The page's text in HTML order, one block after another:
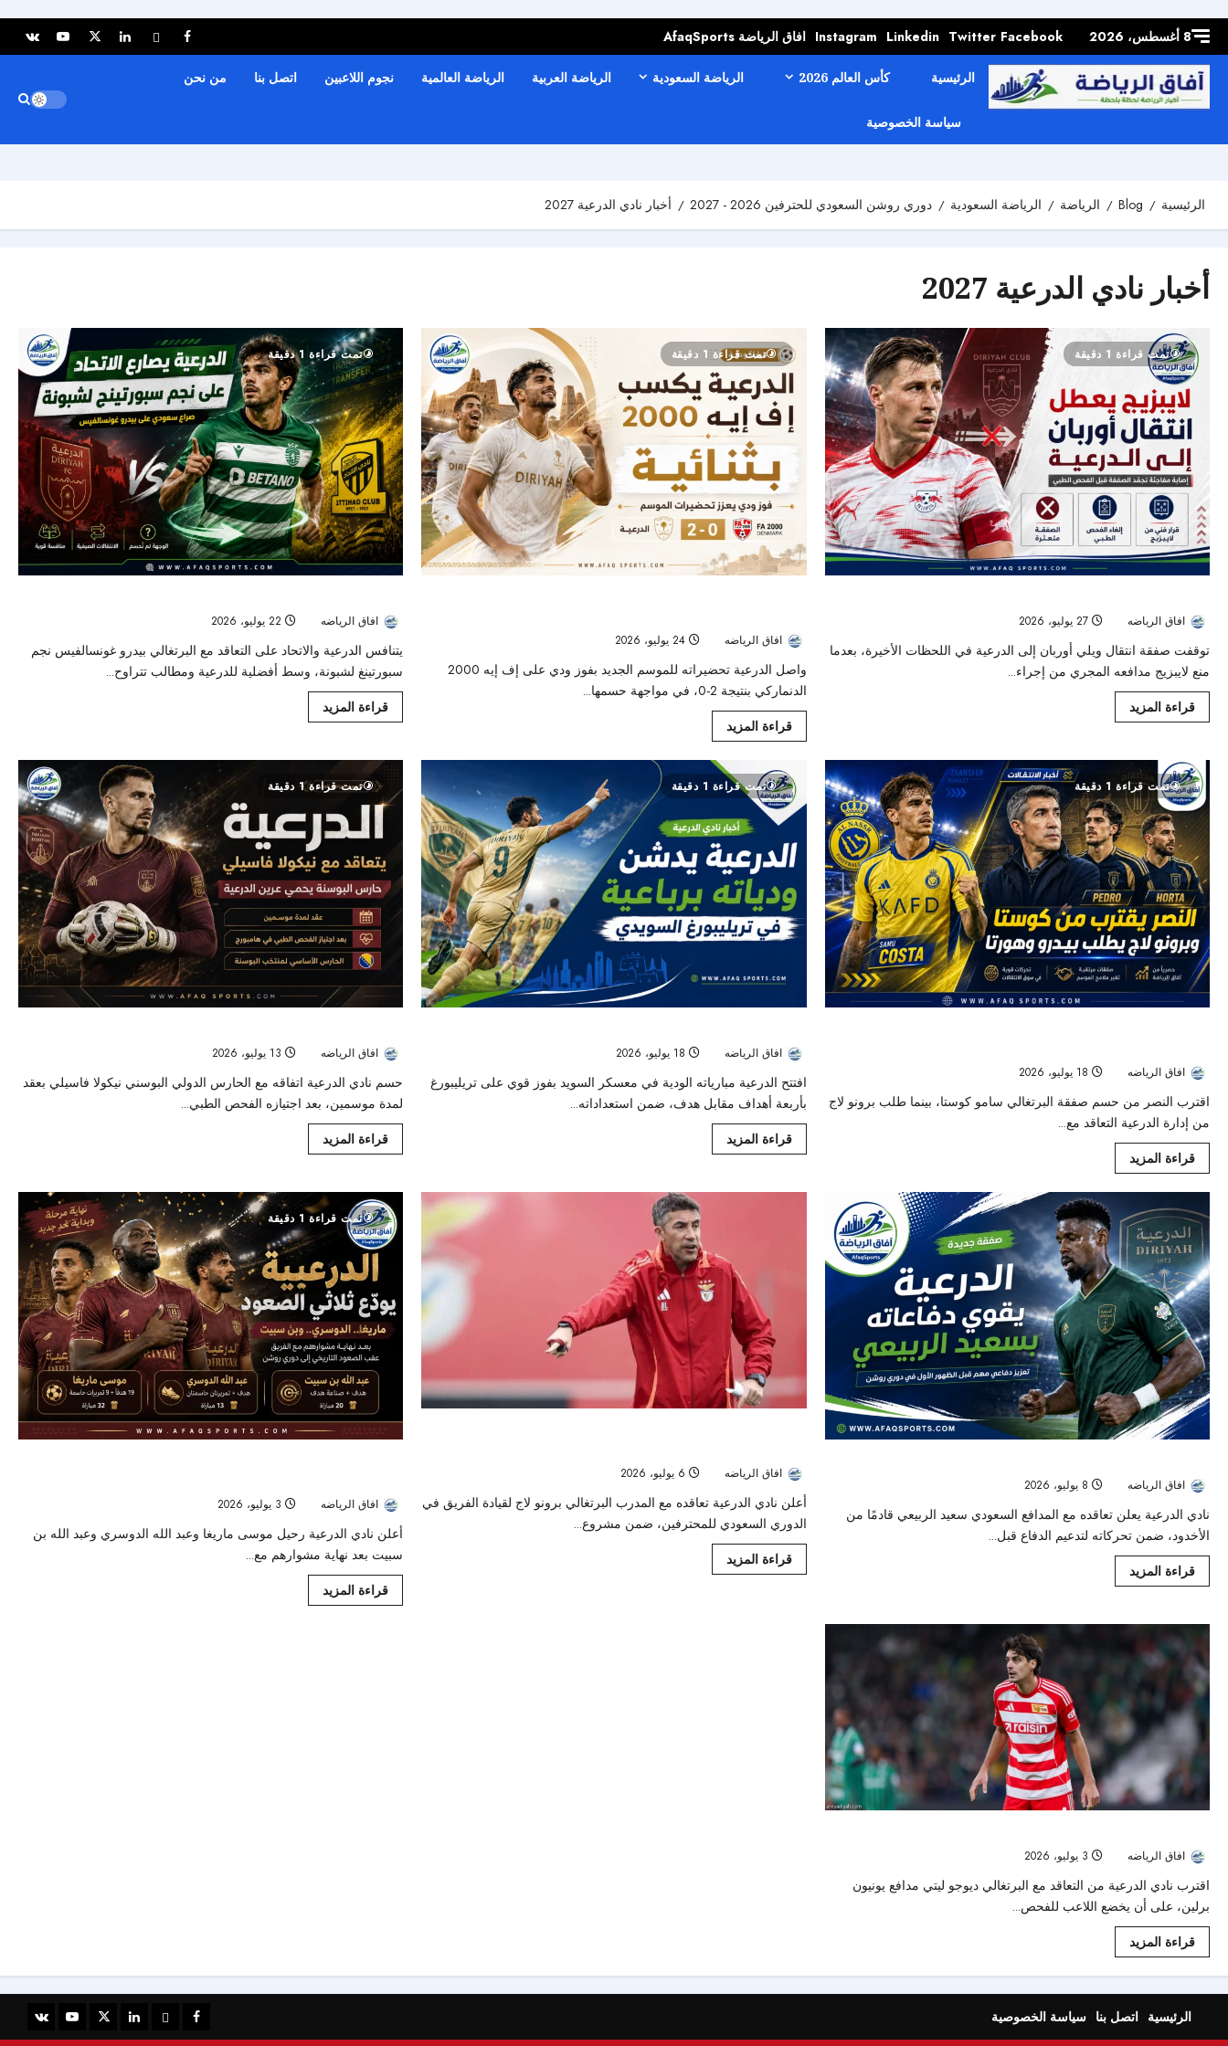
content8 أغسطس، 2026 Facebook
Twitter
Linkedin
Instagram افاق الرياضة AfaqSports
الرئيسية كأس العالم 2026 الرياضة السعودية الرياضة العربية الرياضة العالمية نجوم اللاعبين اتصل بنا من نحن
سياسة الخصوصية
الرئيسية Blog الرياضة الرياضة السعودية دوري روشن السعودي للحترفين 2026 - 2027 أخبار نادي الدرعية 2027
أخبار نادي الدرعية 2027
تمت قراءة 1 دقيقة
افاق الرياضه
توقفت صفقة انتقال ويلي أوربان إلى الدرعية في اللحظات الأخيرة، بعدما
منع لايبزيج مدافعه المجري من إجراء...
قراءة المزيد
تمت قراءة 1 دقيقة
افاق الرياضه 24 يوليو، 2026
واصل الدرعية تحضيراته للموسم الجديد بفوز ودي على إف إيه 2000
الدنماركي بنتيجة 2-0، في مواجهة حسمها...
قراءة المزيد
تمت قراءة 1 دقيقة
افاق الرياضه 22 يوليو، 2026
يتنافس الدرعية والاتحاد على التعاقد مع البرتغالي بيدرو غونسالفيس نجم
سبورتينغ لشبونة، وسط أفضلية للدرعية ومطالب تتراوح...
قراءة المزيد
تمت قراءة 1 دقيقة
افاق الرياضه
اقترب النصر من حسم صفقة البرتغالي سامو كوستا، بينما طلب برونو لاج
من إدارة الدرعية التعاقد مع...
قراءة المزيد
تمت قراءة 1 دقيقة
افاق الرياضه
افتتح الدرعية مبارياته الودية في معسكر السويد بفوز قوي على تريليبورغ
بأربعة أهداف مقابل هدف، ضمن استعداداته...
قراءة المزيد
تمت قراءة 1 دقيقة
افاق الرياضه 13 يوليو، 2026
حسم نادي الدرعية اتفاقه مع الحارس الدولي البوسني نيكولا فاسيلي بعقد
لمدة موسمين، بعد اجتيازه الفحص الطبي...
قراءة المزيد
افاق الرياضه
نادي الدرعية يعلن تعاقده مع المدافع السعودي سعيد الربيعي قادمًا من
الأخدود، ضمن تحركاته لتدعيم الدفاع قبل...
قراءة المزيد
افاق الرياضه
أعلن نادي الدرعية تعاقده مع المدرب البرتغالي برونو لاج لقيادة الفريق في
الدوري السعودي للمحترفين، ضمن مشروع...
قراءة المزيد
تمت قراءة 1 دقيقة
افاق الرياضه 3 يوليو، 2026
أعلن نادي الدرعية رحيل موسى ماريغا وعبد الله الدوسري وعبد الله بن
سبيت بعد نهاية مشوارهم مع...
قراءة المزيد
افاق الرياضه
اقترب نادي الدرعية من التعاقد مع البرتغالي ديوجو ليتي مدافع يونيون
برلين، على أن يخضع اللاعب للفحص...
قراءة المزيد
الرئيسية اتصل بنا سياسة الخصوصية